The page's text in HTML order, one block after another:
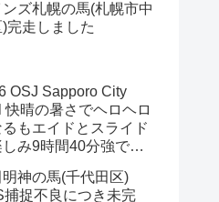
ンズ札幌の馬(札幌市中
完走しました
OSJ Sapporo City
快晴の暑さでヘロヘロ
るもエイドとスライド
しみ9時間40分強で完
神の馬(千代田区)
捕捉不良につき未完